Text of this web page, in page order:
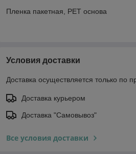
Пленка пакетная, PET основа
Условия доставки
Доставка осуществляется только по
Доставка курьером
Доставка "Самовывоз"
Все условия доставки